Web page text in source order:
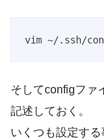
そしてconfigファ
記述しておく。
いくつも設定する